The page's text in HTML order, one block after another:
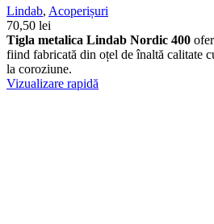
Lindab, Acoperișuri
70,50 lei
Tigla metalica Lindab Nordic 400
fiind fabricată din oțel de înaltă calitate
la coroziune.
Vizualizare rapidă